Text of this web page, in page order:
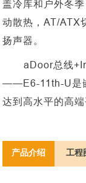
盖冷库和户外冬
动散热，AT/ATX
扬声器。
aDoor总线
——E6-11th-U是
达到高水平的高端
产品介绍 工程